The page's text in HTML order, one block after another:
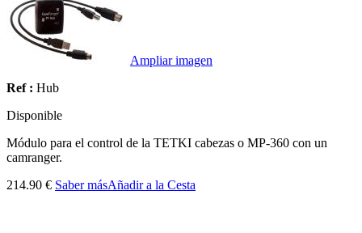
Ampliar imagen
Ref : Hub
Disponible
Módulo para el control de la TETKI cabezas o MP-360 con un
camranger.
214.90 € Saber másAñadir a la Cesta